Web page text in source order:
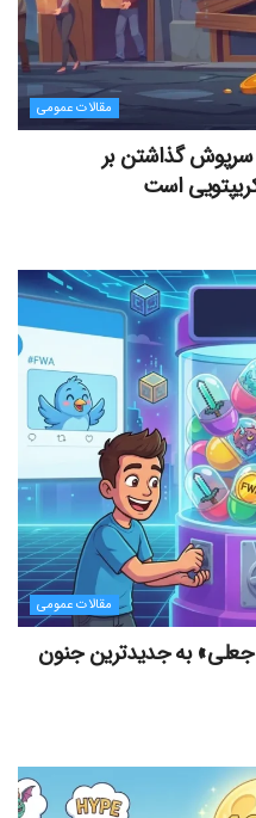
مقالات عمومی
سرپوش گذاشتن بر
است
مقالات عمومی
جعلی» به جدیدترین جنون